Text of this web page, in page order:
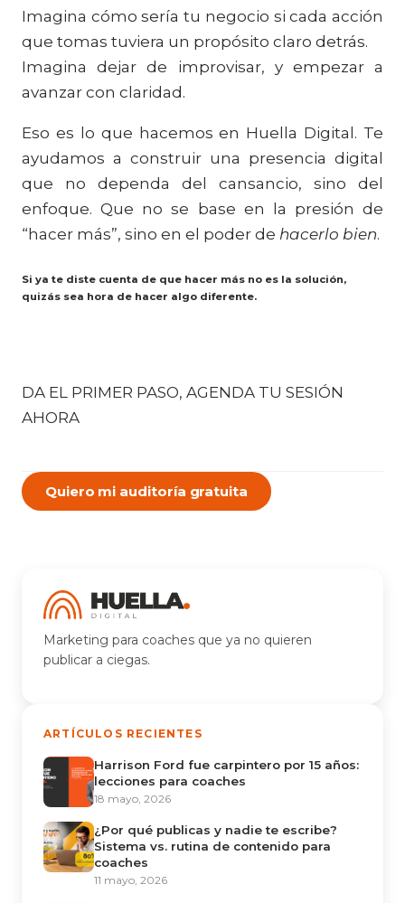
Imagina cómo sería tu negocio si cada acción
que tomas tuviera un propósito claro detrás.
Imagina dejar de improvisar, y empezar a
avanzar con claridad.
Eso es lo que hacemos en Huella Digital. Te
ayudamos a construir una presencia digital
que no dependa del cansancio, sino del
enfoque. Que no se base en la presión de
“hacer más”, sino en el poder de hacerlo bien.
Si ya te diste cuenta de que hacer más no es la solución,
quizás sea hora de hacer algo diferente.
DA EL PRIMER PASO, AGENDA TU SESIÓN
AHORA
Quiero mi auditoría gratuita
Marketing para coaches que ya no quieren
publicar a ciegas.
ARTÍCULOS RECIENTES
Harrison Ford fue carpintero por 15 años:
lecciones para coaches
18 mayo, 2026
¿Por qué publicas y nadie te escribe?
Sistema vs. rutina de contenido para
coaches
11 mayo, 2026